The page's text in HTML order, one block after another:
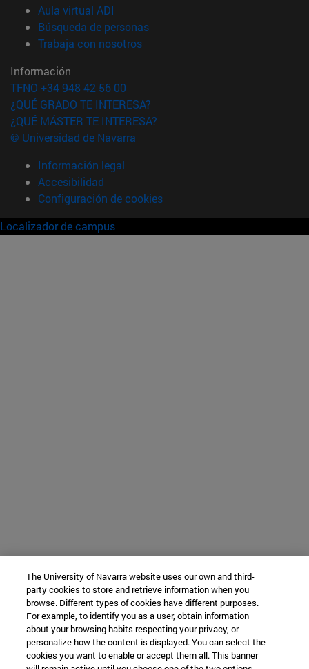
Aula virtual ADI
Búsqueda de personas(abre en nueva ventana)
Trabaja con nosotros(abre en nueva ventana)
Información
TFNO +34 948 42 56 00
¿QUÉ GRADO TE INTERESA?
¿QUÉ MÁSTER TE INTERESA?
© Universidad de Navarra
Información legal
Accesibilidad
Configuración de cookies
Localizador de campus
The University of Navarra website uses our own and third-
party cookies to store and retrieve information when you
browse. Different types of cookies have different purposes.
For example, to identify you as a user, obtain information
about your browsing habits respecting your privacy, or
personalize how the content is displayed. You can select the
cookies you want to enable or accept them all. This banner